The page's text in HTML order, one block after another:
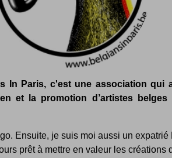
In Paris, c'est une association qui
et la promotion d’artistes
Ensuite, je suis moi aussi un expatrié
prêt à mettre en valeur les créations